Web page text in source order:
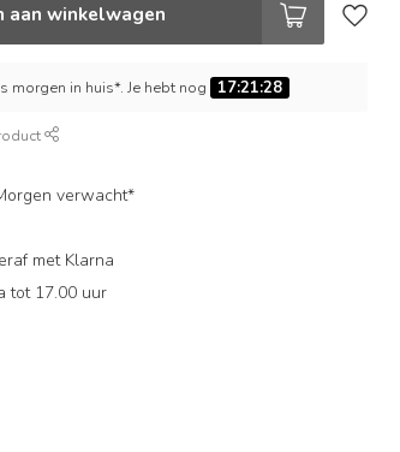
aan winkelwagen
in huis*. Je hebt nog 17:21:27
verwacht*
met Klarna
tot 17.00 uur